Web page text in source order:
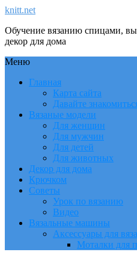
knitt.net
Обучение вязанию спицами,
декор для дома
Меню
Главная
Карта сайта
Давайте
Вязаные модели
Для женщин
Для мужчин
Для детей
Для животных
Декор для дома
Крючком
Советы
Урок по вязанию
Видео
Вязальные машины
Аксессуары для
Моталки для